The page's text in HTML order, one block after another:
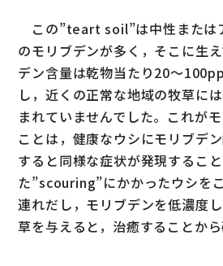
この”teart soil”は中性または
のモリブデンが多く，そこに生
デン含量は乾物当たり20～
し，近くの正常な地域の牧草に
まれていませんでした。これが
ことは，健康なウシにモリブデ
すると同様な症状が発現するこ
た”scouring”にかかったウシを
連れだし，モリブデンを低濃度
草を与えると，治癒することから